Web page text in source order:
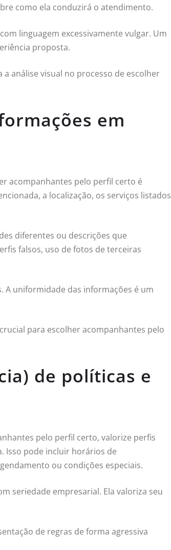
como ela conduzirá o atendimento.
linguagem excessivamente vulgar. Um
proposta.
análise visual no processo de escolher
em
acompanhantes pelo perfil certo é
a localização, os serviços listados
diferentes ou descrições que
falsos, uso de fotos de terceiras
A uniformidade das informações é um
para escolher acompanhantes pelo
de políticas e
pelo perfil certo, valorize perfis
Isso pode incluir horários de
ou condições especiais.
seriedade empresarial. Ela valoriza seu
de regras de forma agressiva